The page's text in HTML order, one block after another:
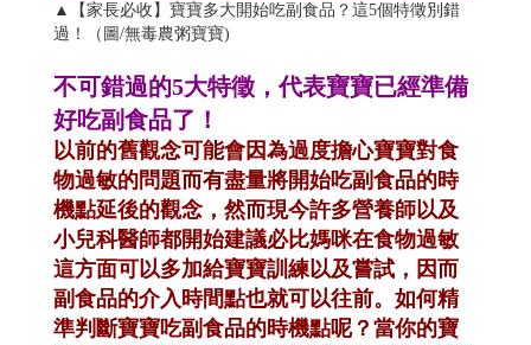
▲【家長必收】寶寶多大開始吃副食品？這5個特徵別錯
過！（圖/無毒農粥寶寶)
不可錯過的5大特徵，代表寶寶已經準備
好吃副食品了！
以前的舊觀念可能會因為過度擔心寶寶對食
物過敏的問題而有盡量將開始吃副食品的時
機點延後的觀念，然而現今許多營養師以及
小兒科醫師都開始建議必比媽咪在食物過敏
這方面可以多加給寶寶訓練以及嘗試，因而
副食品的介入時間點也就可以往前。如何精
準判斷寶寶吃副食品的時機點呢？當你的寶